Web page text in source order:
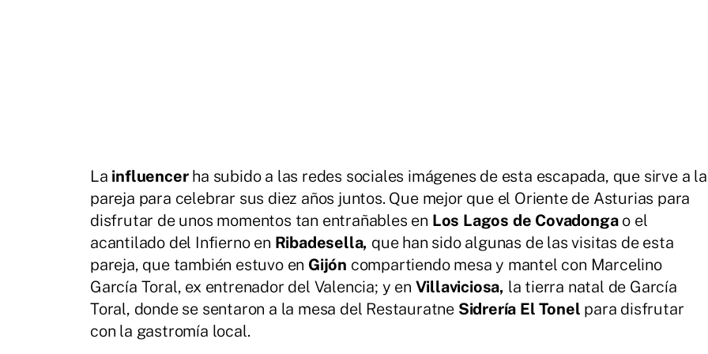
La influencerha subido a las redes sociales imágenes de esta escapada, que sirve a la
pareja para celebrar sus diez años juntos. Que mejor que el Oriente de Asturias para
disfrutar de unos momentos tan entrañables en Los Lagos de Covadongao el
acantilado del Infierno en Ribadesella, que han sido algunas de las visitas de esta
pareja, que también estuvo en Gijón compartiendo mesa y mantel con Marcelino
García Toral, ex entrenador del Valencia; y en Villaviciosa, la tierra natal de García
Toral, donde se sentaron a la mesa del Restauratne Sidrería El Tonel para disfrutar
con la gastromía local.